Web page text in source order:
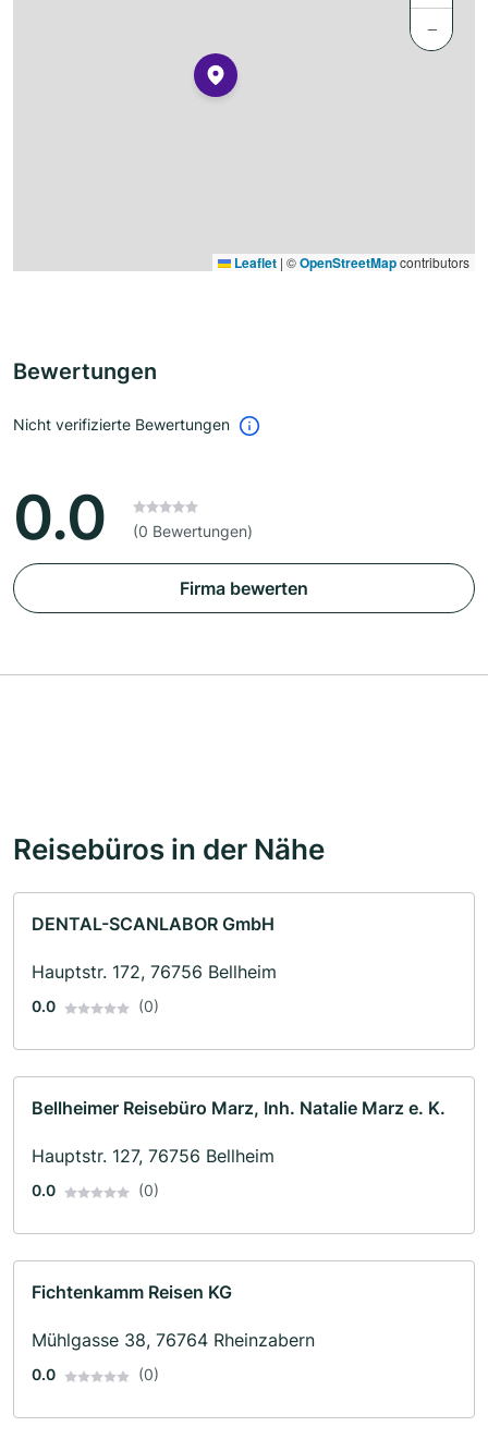
−
Leaflet | ©OpenStreetMapcontributors
Bewertungen
Nicht verifizierte Bewertungen
0.0 (0 Bewertungen)
Firma bewerten
Reisebüros in der Nähe
DENTAL-SCANLABOR GmbH
Hauptstr. 172, 76756 Bellheim
0.0 (0)
Bellheimer Reisebüro Marz, Inh. Natalie Marz e. K.
Hauptstr. 127, 76756 Bellheim
0.0 (0)
Fichtenkamm Reisen KG
Mühlgasse 38, 76764 Rheinzabern
0.0 (0)